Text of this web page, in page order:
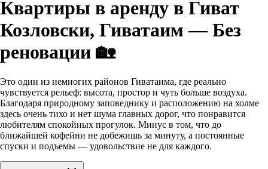
Квартиры в аренду в Гиват
Козловски, Гиватаим — Без
реновации 🏡
Это один из немногих районов Гиватаима, где реально
чувствуется рельеф: высота, простор и чуть больше воздуха.
Благодаря природному заповеднику и расположению на холме
здесь очень тихо и нет шума главных дорог, что понравится
любителям спокойных прогулок. Минус в том, что до
ближайшей кофейни не добежишь за минуту, а постоянные
спуски и подъемы — удовольствие не для каждого.